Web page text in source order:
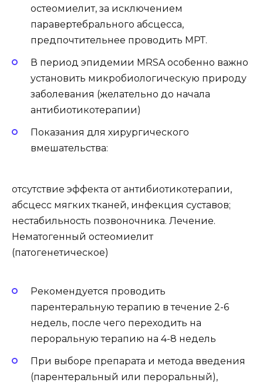
остеомиелит, за исключением
паравертебрального абсцесса,
предпочтительнее проводить МРТ.
В период эпидемии MRSA особенно важно
установить микробиологическую природу
заболевания (желательно до начала
антибиотикотерапии)
Показания для хирургического
вмешательства:
отсутствие эффекта от антибиотикотерапии,
абсцесс мягких тканей, инфекция суставов;
нестабильность позвоночника. Лечение.
Нематогенный остеомиелит
(патогенетическое)
Рекомендуется проводить
парентеральную терапию в течение 2-6
недель, после чего переходить на
пероральную терапию на 4-8 недель
При выборе препарата и метода введения
(парентеральный или пероральный),